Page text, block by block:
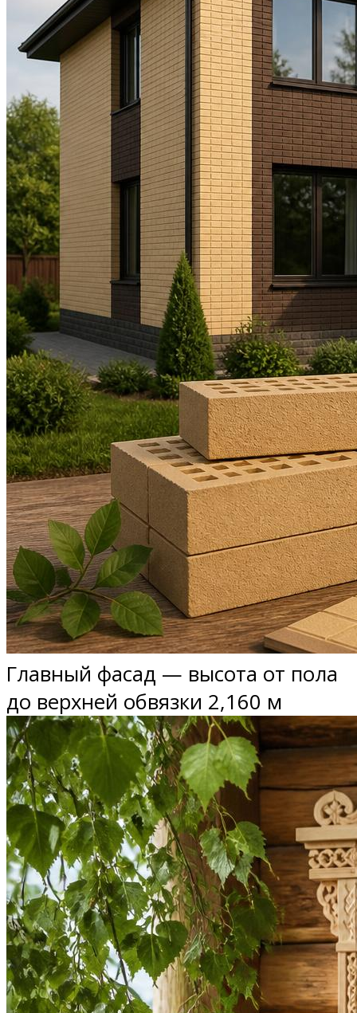
Главный фасад — высота от пола
до верхней обвязки 2,160 м